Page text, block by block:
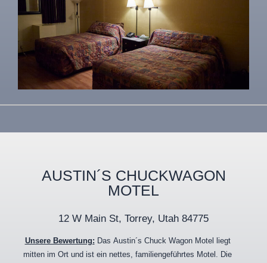
AUSTIN´S CHUCKWAGON
MOTEL
12 W Main St, Torrey, Utah 84775
Unsere Bewertung: Das Austin´s Chuck Wagon Motel liegt
mitten im Ort und ist ein nettes, familiengeführtes Motel. Die